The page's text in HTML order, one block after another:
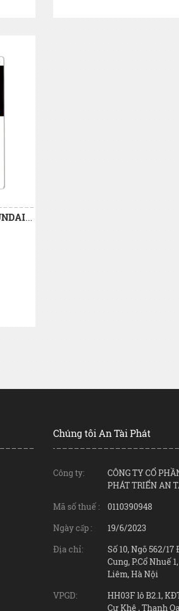
Màn hình màu chuông cửa HYUNDAI HAC-350B
Chúng tôi An Tài Phát
Công ty:
CÔNG TY CỔ
PHÁT TRIỂN AN
Mã số thuế :
0110390948
Ngày cấp :
19/6/2023
Địa chỉ:
Số 10, Ngõ 562/
Cung, P.Cổ Nhuế
Liêm, Hà Nội
VPGD:
HH03F lô B2.1,
Cự Khê , Thanh